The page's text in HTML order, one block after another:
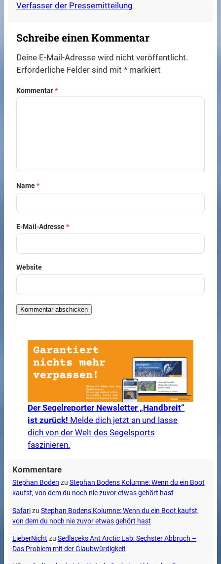
Verfasser der Pressemitteilung
Schreibe einen Kommentar
Deine E-Mail-Adresse wird nicht veröffentlicht.
Erforderliche Felder sind mit* markiert
Kommentar*
Name*
E-Mail-Adresse*
Website
Der Segelreporter Newsletter „Handbreit“
ist zurück! Melde dich jetzt an und lasse
dich von der Welt des Segelsports
faszinieren.
Kommentare
Stephan Boden zu Stephan Bodens Kolumne: Wenn du ein Boot
kaufst, von dem du noch nie zuvor etwas gehört hast
Safarizu Stephan Bodens Kolumne: Wenn du ein Boot kaufst,
von dem du noch nie zuvor etwas gehört hast
LieberNicht zu Sedlaceks Ant Arctic Lab: Sechster Abbruch –
Das Problem mit der Glaubwürdigkeit